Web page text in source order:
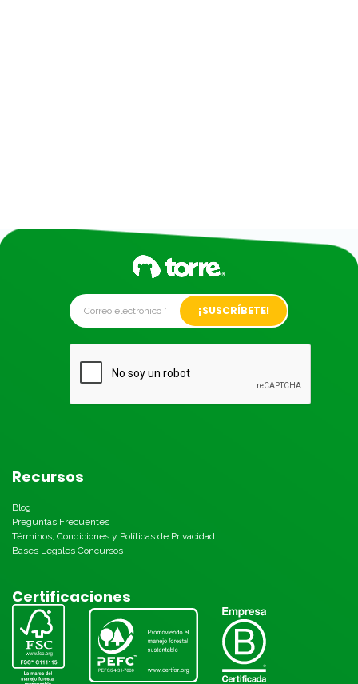
Alternative:
Recursos
Blog
Preguntas Frecuentes
Términos, Condiciones y Políticas de Privacidad
Bases Legales Concursos
Certificaciones